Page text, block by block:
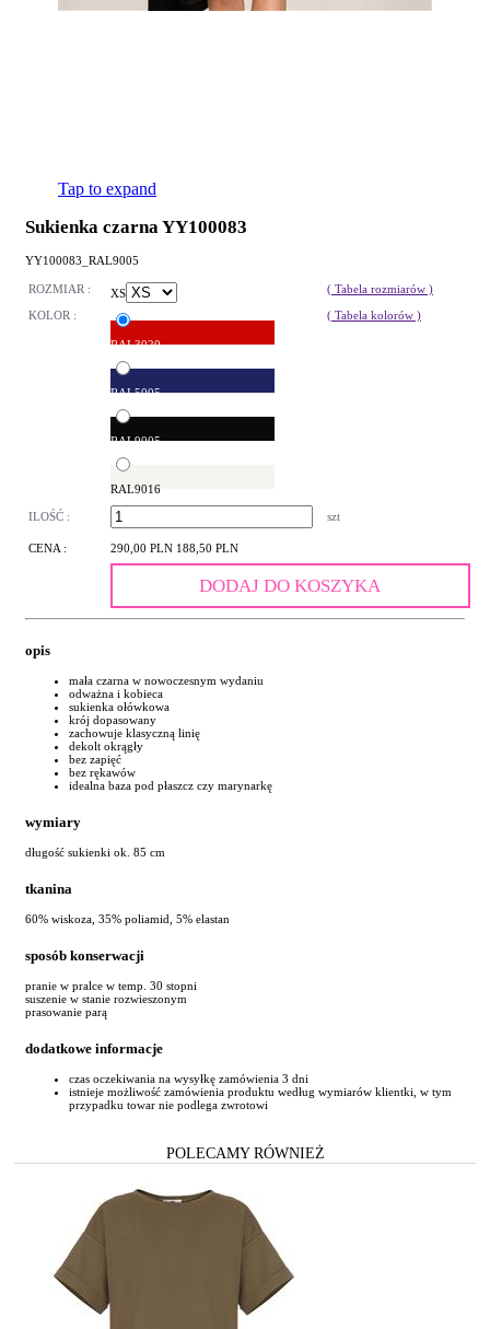
Tap to expand
Sukienka czarna YY100083
YY100083_RAL9005
ROZMIAR : XS
( Tabela rozmiarów )
KOLOR :
RAL3020
RAL5005
RAL9005
RAL9016
( Tabela kolorów )
ILOŚĆ : szt
CENA : 290,00 PLN 188,50 PLN
DODAJ DO KOSZYKA
opis
mała czarna w nowoczesnym wydaniu
odważna i kobieca
sukienka ołówkowa
krój dopasowany
zachowuje klasyczną linię
dekolt okrągły
bez zapięć
bez rękawów
idealna baza pod płaszcz czy marynarkę
wymiary
długość sukienki ok. 85 cm
tkanina
60% wiskoza, 35% poliamid, 5% elastan
sposób konserwacji
pranie w pralce w temp. 30 stopni
suszenie w stanie rozwieszonym
prasowanie parą
dodatkowe informacje
czas oczekiwania na wysyłkę zamówienia 3 dni
istnieje możliwość zamówienia produktu według wymiarów klientki, w tym
przypadku towar nie podlega zwrotowi
POLECAMY RÓWNIEŻ